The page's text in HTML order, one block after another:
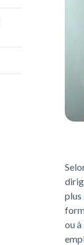
plus
ou